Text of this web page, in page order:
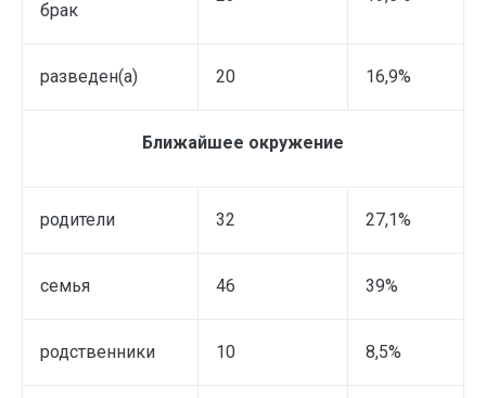
брак
разведен(а) 20 16,9%
Ближайшее окружение
родители 32 27,1%
семья 46 39%
родственники 10 8,5%